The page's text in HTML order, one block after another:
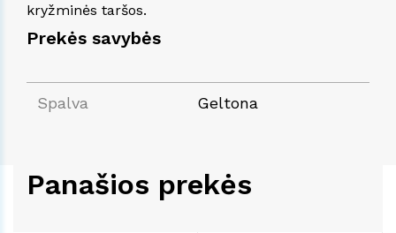
Prekės savybės
Spalva Geltona
kryžminės taršos.
Panašios prekės